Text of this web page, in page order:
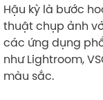
Hậu kỳ là bước
thuật chụp ảnh
các ứng dụng
như Lightroom,
màu sắc.